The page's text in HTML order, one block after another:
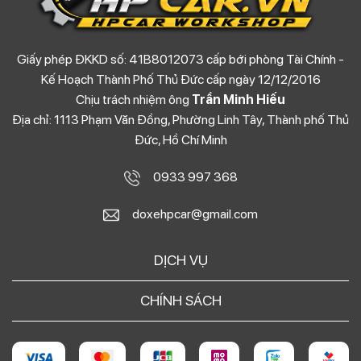
Giấy phép ĐKKD số: 41B8012073 cấp bới phòng Tài Chính -
Kế Hoạch Thành Phố Thủ Đức cấp ngày 12/12/2016
Chịu trách nhiệm ông Trần Minh Hiếu
Địa chỉ: 1113 Phạm Văn Đồng, Phường Linh Tây, Thành phố Thủ
Đức, Hồ Chí Minh
0933 997 368
doxehpcar@gmail.com
DỊCH VỤ
CHÍNH SÁCH